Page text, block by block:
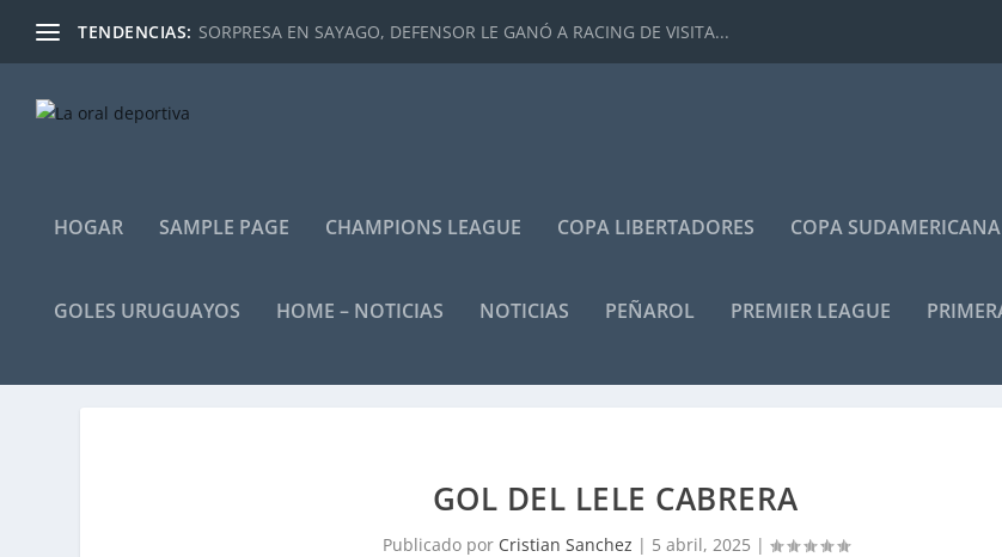
TENDENCIAS: SORPRESA EN SAYAGO, DEFENSOR LE GANÓ A RACING DE VISITA...
HOGAR SAMPLE PAGE CHAMPIONS LEAGUE COPA LIBERTADORES COPA SUDAMERICANA
GOLES URUGUAYOS HOME – NOTICIAS NOTICIAS PEÑAROL PREMIER LEAGUE
GOL DEL LELE CABRERA
Publicado por Cristian Sanchez | 5 abril, 2025 |